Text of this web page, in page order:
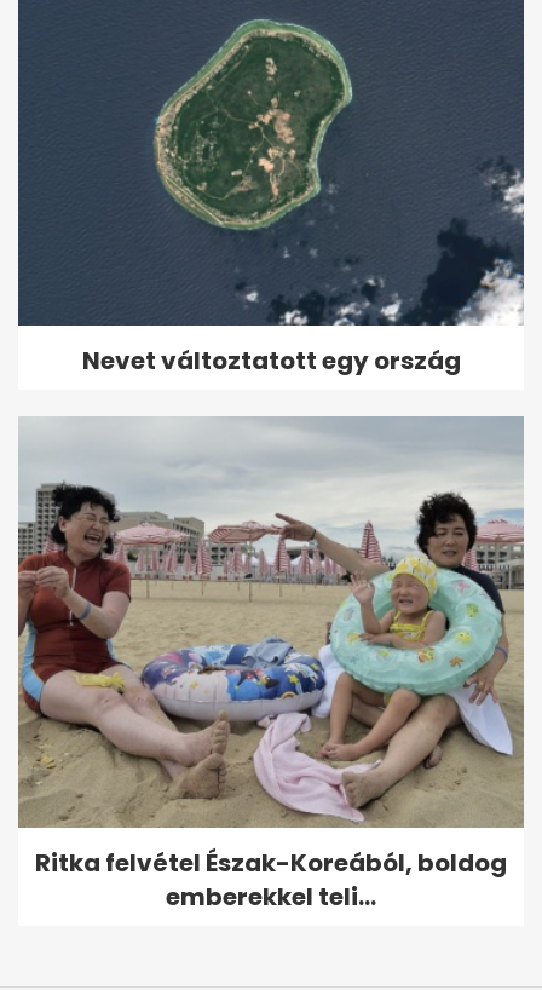
Nevet változtatott egy ország
Ritka felvétel Észak-Koreából, boldog
emberekkel teli...